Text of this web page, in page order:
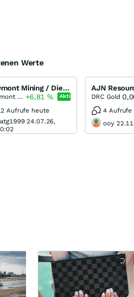
Werte
Newmont Mining / Die Rally kann beginnen!
Newmont Corporation +6,81 % Aktie
Aufrufe heute
24.07.26,
DRC Gold
4 Aufrufe
ooy